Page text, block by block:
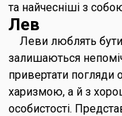
та найчесніші з
Лев
Леви люблять бути
залишаються
привертати погляди
харизмою, а й з
особистості.